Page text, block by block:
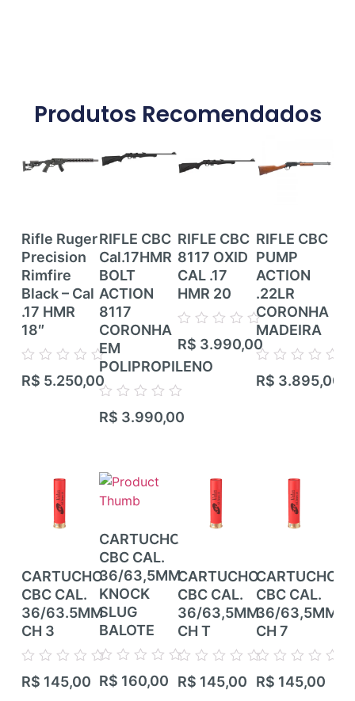
Produtos Recomendados
Rifle Ruger
Precision
Rimfire
Black – Cal
.17 HMR
18″
Avaliação
0
R$ 5.250,00
RIFLE CBC
Cal.17HMR
BOLT
ACTION
8117
CORONHA
EM
POLIPROPILENO
Avaliação
0
R$ 3.990,00
RIFLE CBC
8117 OXID
CAL .17
HMR 20
Avaliação
0
de
5
R$ 3.990,00
RIFLE CBC
PUMP
ACTION
.22LR
CORONHA
MADEIRA
Avaliação
0
R$ 3.895,00
CARTUCHO
CBC CAL.
36/63.5MM
CH 3
Avaliação
0
R$ 145,00
CARTUCHO
CBC CAL.
36/63,5MM
KNOCK
SLUG
BALOTE
Avaliação
0
R$ 160,00
CARTUCHO
CBC CAL.
36/63,5MM
CH T
Avaliação
0
R$ 145,00
CARTUCHO
CBC CAL.
36/63,5MM
CH 7
Avaliação
0
R$ 145,00